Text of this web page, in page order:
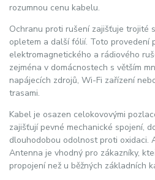
rozumnou cenu kabelu.
Ochranu proti rušení zajišťuje trojité
opletem a další fólií. Toto provedení
elektromagnetického a rádiového
zejména v domácnostech s větším
napájecích zdrojů, Wi-Fi zařízení
trasami.
Kabel je osazen celokovovými
zajišťují pevné mechanické spojení,
dlouhodobou odolnost proti oxidaci.
Antenna je vhodný pro zákazníky,
propojení než u běžných základních